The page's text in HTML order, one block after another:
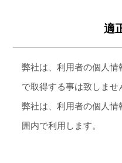
適
弊社は、利用者の個人
で取得する事は致しませ
弊社は、利用者の個人
囲内で利用します。